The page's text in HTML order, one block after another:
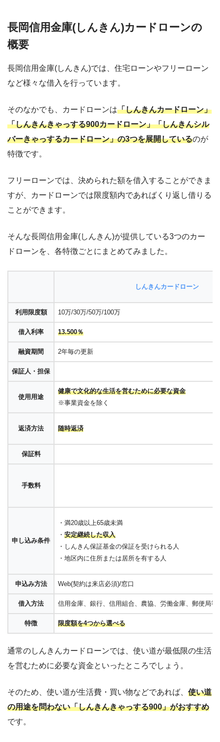
長岡信用金庫(しんきん)カードローンの
概要
長岡信用金庫(しんきん)では、住宅ローンやフリーローン
など様々な借入を行っています。
そのなかでも、カードローンは「しんきんカードローン」
「しんきんきゃっする900カードローン」「しんきんシル
バーきゃっするカードローン」の3つを展開しているのが
特徴です。
フリーローンでは、決められた額を借入することができま
すが、カードローンでは限度額内であればくり返し借りる
ことができます。
そんな長岡信用金庫(しんきん)が提供している3つのカー
ドローンを、各特徴ごとにまとめてみました。
しんきんカードローン
利用限度額 10万/30万/50万/100万
借入利率 13.500％
融資期間 2年毎の更新
保証人・担保
使用用途
健康で文化的な生活を営むために必要な資金
※事業資金を除く
返済方法 随時返済
保証料
手数料
申し込み条件
・満20歳以上65歳未満
・ 安定継続した収入
・しんきん保証基金の保証を受けられる人
・地区内に住所または居所を有する人
申込み方法 Web(契約は来店必須)/窓口
借入方法 信用金庫、銀行、信用組合、農協、労働金庫、郵便局等
特徴 限度額を4つから選べる
通常のしんきんカードローンでは、使い道が最低限の生活
を営むために必要な資金といったところでしょう。
そのため、使い道が生活費・買い物などであれば、 使い道
の用途を問わない「しんきんきゃっする900」がおすすめ
です。